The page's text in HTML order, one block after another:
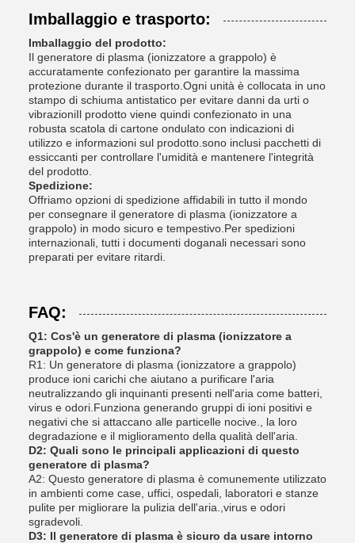
Imballaggio e trasporto:
Imballaggio del prodotto:
Il generatore di plasma (ionizzatore a grappolo) è
accuratamente confezionato per garantire la massima
protezione durante il trasporto.Ogni unità è collocata in uno
stampo di schiuma antistatico per evitare danni da urti o
vibrazioniIl prodotto viene quindi confezionato in una
robusta scatola di cartone ondulato con indicazioni di
utilizzo e informazioni sul prodotto.sono inclusi pacchetti di
essiccanti per controllare l'umidità e mantenere l'integrità
del prodotto.
Spedizione:
Offriamo opzioni di spedizione affidabili in tutto il mondo
per consegnare il generatore di plasma (ionizzatore a
grappolo) in modo sicuro e tempestivo.Per spedizioni
internazionali, tutti i documenti doganali necessari sono
preparati per evitare ritardi.
FAQ:
Q1: Cos'è un generatore di plasma (ionizzatore a
grappolo) e come funziona?
R1: Un generatore di plasma (ionizzatore a grappolo)
produce ioni carichi che aiutano a purificare l'aria
neutralizzando gli inquinanti presenti nell'aria come batteri,
virus e odori.Funziona generando gruppi di ioni positivi e
negativi che si attaccano alle particelle nocive., la loro
degradazione e il miglioramento della qualità dell'aria.
D2: Quali sono le principali applicazioni di questo
generatore di plasma?
A2: Questo generatore di plasma è comunemente utilizzato
in ambienti come case, uffici, ospedali, laboratori e stanze
pulite per migliorare la pulizia dell'aria.,virus e odori
sgradevoli.
D3: Il generatore di plasma è sicuro da usare intorno